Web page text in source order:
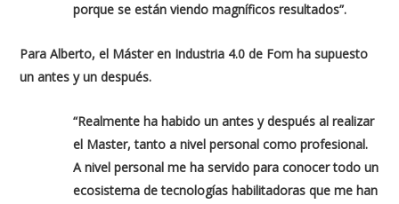
porque se están viendo magníficos resultados”.
Para Alberto, el Máster en Industria 4.0 de Fom ha supuesto
un antes y un después.
“Realmente ha habido un antes y después al realizar
el Master, tanto a nivel personal como profesional.
A nivel personal me ha servido para conocer todo un
ecosistema de tecnologías habilitadoras que me han